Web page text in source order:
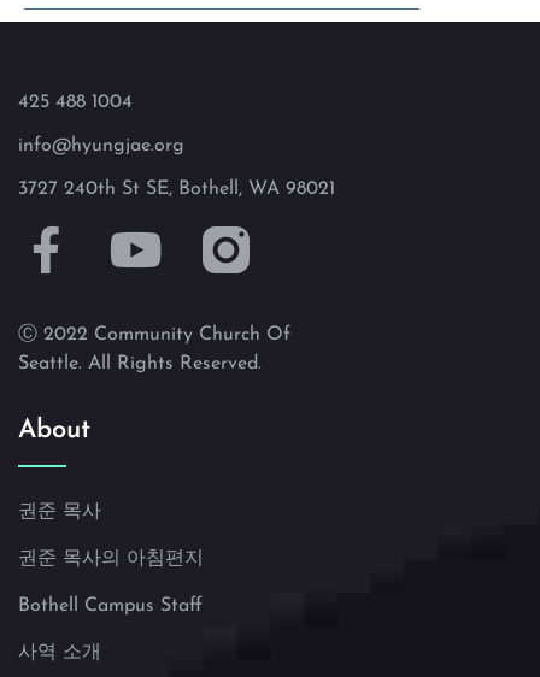
425 488 1004
info@hyungjae.org
3727 240th St SE, Bothell, WA 98021
Ⓒ 2022 Community Church Of
Seattle. All Rights Reserved.
About
권준 목사
권준 목사의 아침편지
Bothell Campus Staff
사역 소개